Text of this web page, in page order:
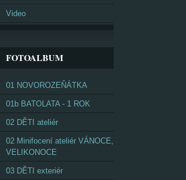
Video
FOTOALBUM
01 NOVOROZEŇÁTKA
01b BATOLATA - 1 ROK
02 DĚTI ateliér
02 Minifocení ateliér VÁNOCE,
VELIKONOCE
03 DĚTI exteriér